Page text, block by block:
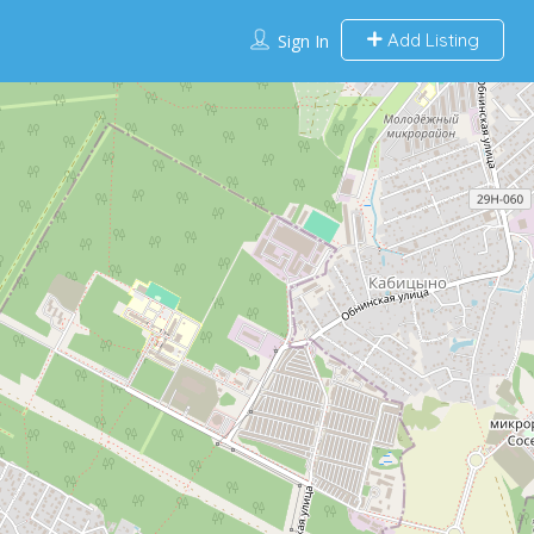
Sign In Add Listing